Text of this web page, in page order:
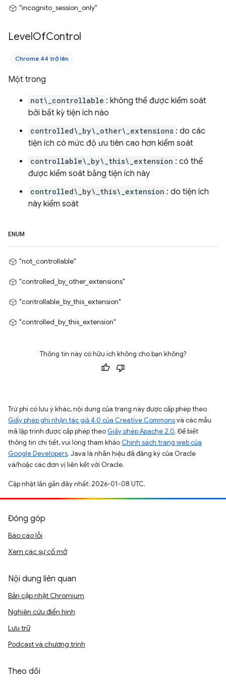
"incognito_session_only"
LevelOfControl
Chrome 44 trở lên
Một trong
not\_controllable : không thể được kiểm soát
bởi bất kỳ tiện ích nào
controlled\_by\_other\_extensions : do các
tiện ích có mức độ ưu tiên cao hơn kiểm soát
controllable\_by\_this\_extension : có thể
được kiểm soát bằng tiện ích này
controlled\_by\_this\_extension : do tiện ích
này kiểm soát
ENUM
"not_controllable"
"controlled_by_other_extensions"
"controllable_by_this_extension"
"controlled_by_this_extension"
Thông tin này có hữu ích không cho bạn không?
Trừ phi có lưu ý khác, nội dung của trang này được cấp phép theo
Giấy phép ghi nhận tác giả 4.0 của Creative Commonsvà các mẫu
mã lập trình được cấp phép theo Giấy phép Apache 2.0. Để biết
thông tin chi tiết, vui lòng tham khảo Chính sách trang web của
Google Developers. Java là nhãn hiệu đã đăng ký của Oracle
và/hoặc các đơn vị liên kết với Oracle.
Cập nhật lần gần đây nhất: 2026-01-08 UTC.
Đóng góp
Báo cáo lỗi
Xem các sự cố mở
Nội dung liên quan
Bản cập nhật Chromium
Nghiên cứu điển hình
Lưu trữ
Podcast và chương trình
Theo dõi